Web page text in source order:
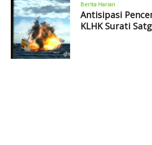
Berita Harian
Antisipasi
KLHK Surati